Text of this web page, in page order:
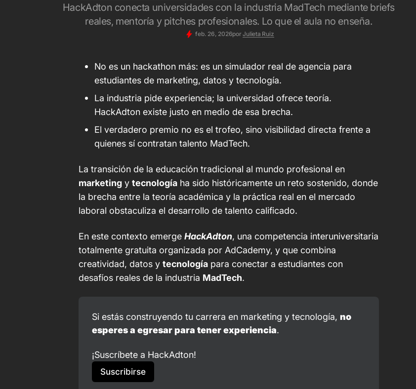
HackAdton conecta universidades con la industria MadTech mediante briefs
reales, mentoría y pitches profesionales. Lo que el aula no enseña.
feb. 26, 2026por Julieta Ruiz
No es un hackathon más: es un simulador real de agencia para
estudiantes de marketing, datos y tecnología.
La industria pide experiencia; la universidad ofrece teoría.
HackAdton existe justo en medio de esa brecha.
El verdadero premio no es el trofeo, sino visibilidad directa frente a
quienes sí contratan talento MadTech.
La transición de la educación tradicional al mundo profesional en
marketing y tecnología ha sido históricamente un reto sostenido, donde
la brecha entre la teoría académica y la práctica real en el mercado
laboral obstaculiza el desarrollo de talento calificado.
En este contexto emerge HackAdton, una competencia interuniversitaria
totalmente gratuita organizada por AdCademy, y que combina
creatividad, datos y tecnología para conectar a estudiantes con
desafíos reales de la industria MadTech.
Si estás construyendo tu carrera en marketing y tecnología, no
esperes a egresar para tener experiencia.
¡Suscríbete a HackAdton!
Suscribirse